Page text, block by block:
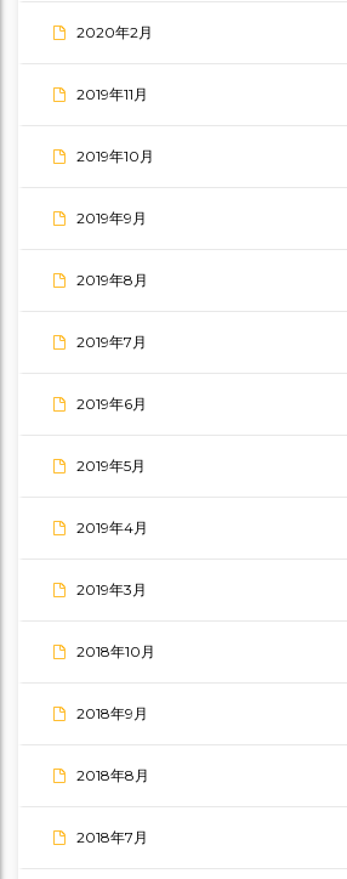
2020年2月
2019年11月
2019年10月
2019年9月
2019年8月
2019年7月
2019年6月
2019年5月
2019年4月
2019年3月
2018年10月
2018年9月
2018年8月
2018年7月